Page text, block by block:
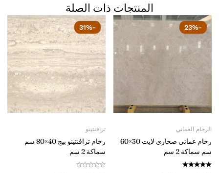
المنتجات ذات الصلة
-23%
الرخام العماني
رخام عماني صحارى لايت 30×60
سم سماكة 2 سم
-31%
ترافنتينو
رخام ترافنتينو بيج 40×80 سم
سماكة 2 سم